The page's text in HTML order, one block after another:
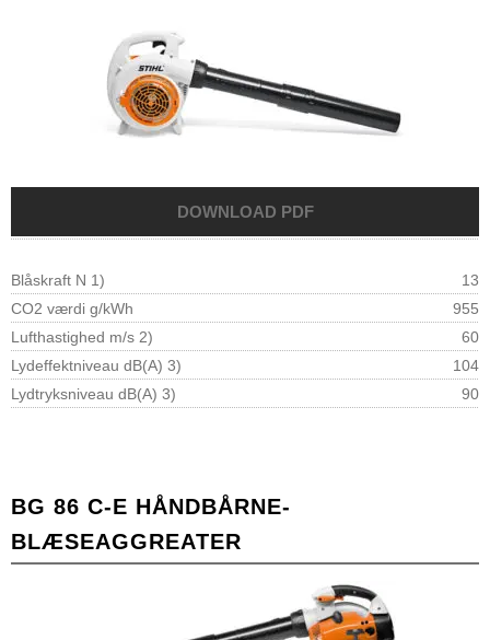
Blåskraft N 1)
13
CO2 værdi g/kWh
955
Lufthastighed m/s 2)
60
Lydeffektniveau dB(A) 3)
104
Lydtryksniveau dB(A) 3)
90
BG 86 C-E HÅNDBÅRNE-
BLÆSEAGGREATER